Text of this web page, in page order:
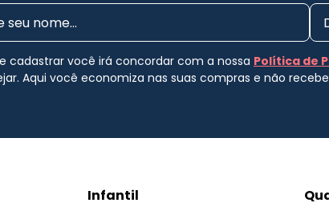
cadastrar você irá concordar com a nossa Política de
Aqui você economiza nas suas compras e não
Infantil